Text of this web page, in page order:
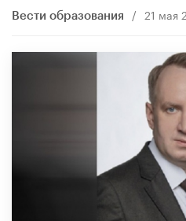
Вести образования / 21 мая